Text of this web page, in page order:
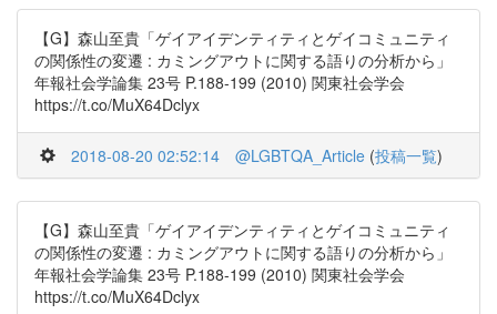
【G】森山至貴「ゲイアイデンティティとゲイコミュニティ
の関係性の変遷 : カミングアウトに関する語りの分析から」
年報社会学論集 23号 P.188-199 (2010) 関東社会学会
https://t.co/MuX64Dclyx
2018-08-20 02:52:14 @LGBTQA_Article (投稿一覧)
【G】森山至貴「ゲイアイデンティティとゲイコミュニティ
の関係性の変遷 : カミングアウトに関する語りの分析から」
年報社会学論集 23号 P.188-199 (2010) 関東社会学会
https://t.co/MuX64Dclyx